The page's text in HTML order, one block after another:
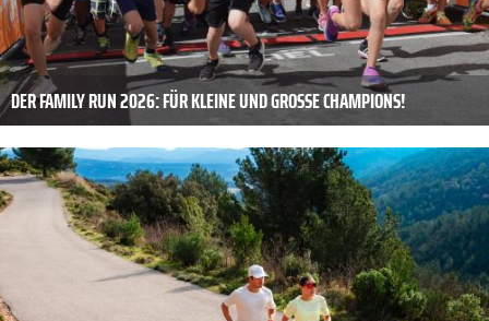
DER FAMILY RUN 2026: FÜR KLEINE UND GROSSE CHAMPIONS!